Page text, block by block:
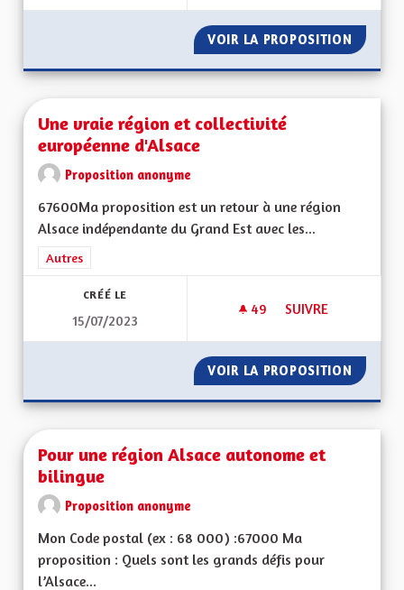
VOIR LA PROPOSITION
Une vraie région et collectivité
européenne d'Alsace
Proposition anonyme
67600Ma proposition est un retour à une région
Alsace indépendante du Grand Est avec les...
Filtrer les résultats de la catégorie : Autres
Autres
CRÉÉ LE
15/07/2023
49 49 ABONNÉS
SUIVRE
VOIR LA PROPOSITION UNE
Pour une région Alsace autonome et
bilingue
Proposition anonyme
Mon Code postal (ex : 68 000) :67000 Ma
proposition : Quels sont les grands défis pour
l’Alsace...